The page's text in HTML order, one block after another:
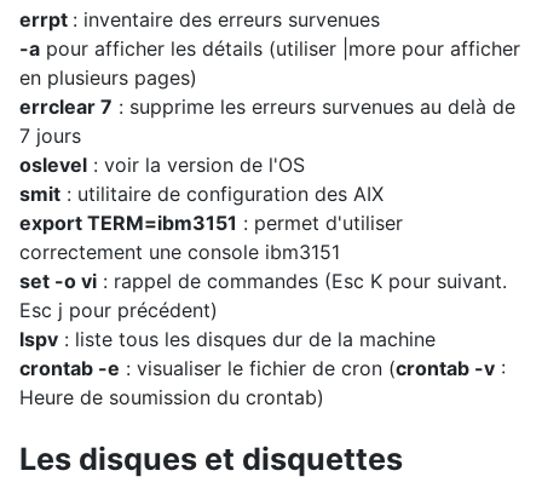
errpt : inventaire des erreurs survenues
-a pour afficher les détails (utiliser |more pour afficher
en plusieurs pages)
errclear 7 : supprime les erreurs survenues au delà de
7 jours
oslevel : voir la version de l'OS
smit : utilitaire de configuration des AIX
export TERM=ibm3151 : permet d'utiliser
correctement une console ibm3151
set -o vi : rappel de commandes (Esc K pour suivant.
Esc j pour précédent)
lspv : liste tous les disques dur de la machine
crontab -e : visualiser le fichier de cron (crontab -v :
Heure de soumission du crontab)
Les disques et disquettes